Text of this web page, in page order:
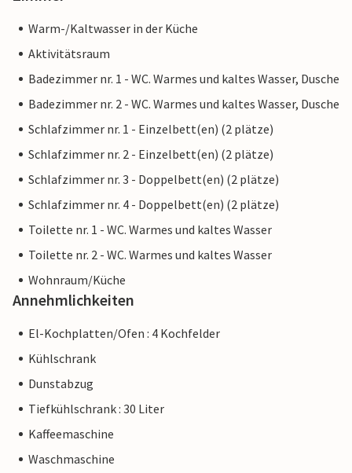
Warm-/Kaltwasser in der Küche
Aktivitätsraum
Badezimmer nr. 1 - WC. Warmes und kaltes Wasser, Dusche
Badezimmer nr. 2 - WC. Warmes und kaltes Wasser, Dusche
Schlafzimmer nr. 1 - Einzelbett(en) (2 plätze)
Schlafzimmer nr. 2 - Einzelbett(en) (2 plätze)
Schlafzimmer nr. 3 - Doppelbett(en) (2 plätze)
Schlafzimmer nr. 4 - Doppelbett(en) (2 plätze)
Toilette nr. 1 - WC. Warmes und kaltes Wasser
Toilette nr. 2 - WC. Warmes und kaltes Wasser
Wohnraum/Küche
Annehmlichkeiten
El-Kochplatten/Ofen : 4 Kochfelder
Kühlschrank
Dunstabzug
Tiefkühlschrank : 30 Liter
Kaffeemaschine
Waschmaschine